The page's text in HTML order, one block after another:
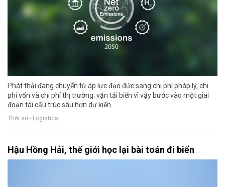
Phát thải đang chuyển từ áp lực đạo đức sang chi phí pháp lý, chi
phí vốn và chi phí thị trường; vận tải biển vì vậy bước vào một giai
đoạn tái cấu trúc sâu hơn dự kiến.
Thời sự - Logistics
Hậu Hồng Hải, thế giới học lại bài toán đi biển